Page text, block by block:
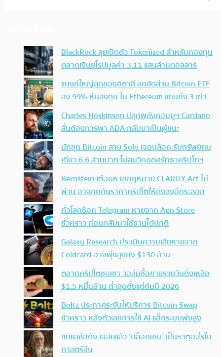
BlackRock ลุยเปิดตัว Tokenized สำหรับกองทุน
ตลาดเงินยุโรปมูลค่า 3.11 แสนล้านดอลลาร์
แบงก์ใหญ่สุดของอิตาลี ลดสัดส่วน Bitcoin ETF
ลง 99% หันลงทุน ใน Ethereum แทนถึง 3 เท่า
Charles Hoskinson ปลุกพลังคอมมูฯ Cardano
ลั่นต้องการพา ADA กลับมาเป็นผู้ชนะ
นักขุด Bitcoin สาย Solo เจอบล็อก รับทรัพย์คน
เดียว 6.6 ล้านบาท ไม่สนวิกฤตศรัทธาคริปโทฯ
Bernstein เตือนหากกฎหมาย CLARITY Act ไม่
ผ่าน อาจกดดันราคาคริปโตให้ดิ่งลงอีกระลอก
ทั่วโลกช็อก Telegram หายจาก App Store
ชั่วคราว ก่อนกลับมาใช้งานได้ปกติ
Galaxy Research ประเมินความเสียหายจาก
Coldcard อาจพุ่งสูงถึง $130 ล้าน
ตลาดคริปโตซบเซา วอลุ่มซื้อขายรายวันดิ่งเหลือ
$1.5 หมื่นล้าน ต่ำสุดตั้งแต่ต้นปี 2026
Boltz ประกาศระงับให้บริการ Bitcoin Swap
ชั่วคราว หลังตัวเลขการใช้ AI แฮ็กระบบพุ่งสูง
ซินแสชื่อดัง เฉลยแล้ว ‘บล็อกเชน’ เป็นธาตุอะไรใน
ศาสตร์จีน